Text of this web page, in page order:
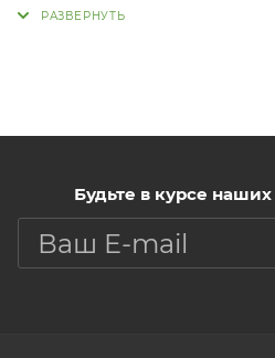
Применение:
Будьте в курсе